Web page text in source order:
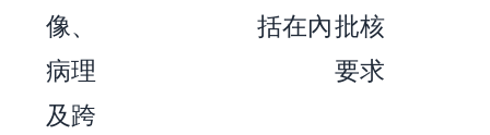
像、
病理
及跨
括在內批核
要求